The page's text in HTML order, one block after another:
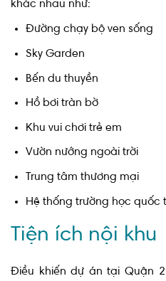
khác nhau như:
Đường chạy bộ ven sống
Sky Garden
Bến du thuyền
Hồ bơi tràn bờ
Khu vui chơi trẻ em
Vườn nướng ngoài trời
Trung tâm thương mại
Hệ thống trường học quốc
Tiện ích nội khu
Điều khiến dự án tại Quận